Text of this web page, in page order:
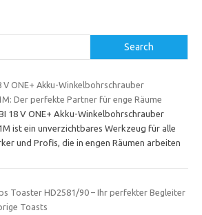
Search
V ONE+ Akku-Winkelbohrschrauber
Der perfekte Partner für enge Räume
18 V ONE+ Akku-Winkelbohrschrauber
ist ein unverzichtbares Werkzeug für alle
und Profis, die in engen Räumen arbeiten
Toaster HD2581/90 – Ihr perfekter Begleiter
Toasts